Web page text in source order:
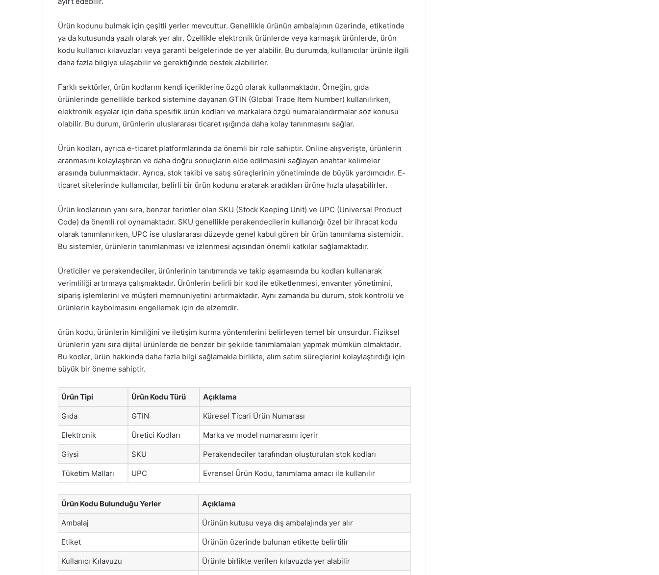
Ürün kodunu bulmak için çeşitli yerler mevcuttur. Genellikle ürünün ambalajının üzerinde, etiketinde
ya da kutusunda yazılı olarak yer alır. Özellikle elektronik ürünlerde veya karmaşık ürünlerde, ürün
kodu kullanıcı kılavuzları veya garanti belgelerinde de yer alabilir. Bu durumda, kullanıcılar ürünle ilgili
daha fazla bilgiye ulaşabilir ve gerektiğinde destek alabilirler.
Farklı sektörler, ürün kodlarını kendi içeriklerine özgü olarak kullanmaktadır. Örneğin, gıda
ürünlerinde genellikle barkod sistemine dayanan GTIN (Global Trade Item Number) kullanılırken,
elektronik eşyalar için daha spesifik ürün kodları ve markalara özgü numaralandırmalar söz konusu
olabilir. Bu durum, ürünlerin uluslararası ticaret ışığında daha kolay tanınmasını sağlar.
Ürün kodları, ayrıca e-ticaret platformlarında da önemli bir role sahiptir. Online alışverişte, ürünlerin
aranmasını kolaylaştıran ve daha doğru sonuçların elde edilmesini sağlayan anahtar kelimeler
arasında bulunmaktadır. Ayrıca, stok takibi ve satış süreçlerinin yönetiminde de büyük yardımcıdır. E-
ticaret sitelerinde kullanıcılar, belirli bir ürün kodunu aratarak aradıkları ürüne hızla ulaşabilirler.
Ürün kodlarının yanı sıra, benzer terimler olan SKU (Stock Keeping Unit) ve UPC (Universal Product
Code) da önemli rol oynamaktadır. SKU genellikle perakendecilerin kullandığı özel bir ihracat kodu
olarak tanımlanırken, UPC ise uluslararası düzeyde genel kabul gören bir ürün tanımlama sistemidir.
Bu sistemler, ürünlerin tanımlanması ve izlenmesi açısından önemli katkılar sağlamaktadır.
Üreticiler ve perakendeciler, ürünlerinin tanıtımında ve takip aşamasında bu kodları kullanarak
verimliliği artırmaya çalışmaktadır. Ürünlerin belirli bir kod ile etiketlenmesi, envanter yönetimini,
sipariş işlemlerini ve müşteri memnuniyetini artırmaktadır. Aynı zamanda bu durum, stok kontrolü ve
ürünlerin kaybolmasını engellemek için de elzemdir.
ürün kodu, ürünlerin kimliğini ve iletişim kurma yöntemlerini belirleyen temel bir unsurdur. Fiziksel
ürünlerin yanı sıra dijital ürünlerde de benzer bir şekilde tanımlamaları yapmak mümkün olmaktadır.
Bu kodlar, ürün hakkında daha fazla bilgi sağlamakla birlikte, alım satım süreçlerini kolaylaştırdığı için
büyük bir öneme sahiptir.
Ürün Tipi Ürün Kodu Türü Açıklama
Gıda GTIN Küresel Ticari Ürün Numarası
Elektronik Üretici Kodları Marka ve model numarasını içerir
Giysi SKU Perakendeciler tarafından oluşturulan stok kodları
Tüketim Malları UPC Evrensel Ürün Kodu, tanımlama amacı ile kullanılır
Ürün Kodu Bulunduğu Yerler Açıklama
Ambalaj Ürünün kutusu veya dış ambalajında yer alır
Etiket Ürünün üzerinde bulunan etikette belirtilir
Kullanıcı Kılavuzu Ürünle birlikte verilen kılavuzda yer alabilir